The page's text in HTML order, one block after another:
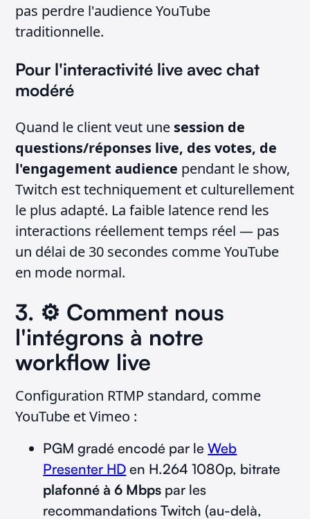
pas perdre l'audience YouTube
traditionnelle.
Pour l'interactivité live avec chat
modéré
Quand le client veut une session de
questions/réponses live, des votes, de
l'engagement audience pendant le show,
Twitch est techniquement et culturellement
le plus adapté. La faible latence rend les
interactions réellement temps réel — pas
un délai de 30 secondes comme YouTube
en mode normal.
3. ⚙️ Comment nous
l'intégrons à notre
workflow live
Configuration RTMP standard, comme
YouTube et Vimeo :
PGM gradé encodé par leWeb
Presenter HD en H.264 1080p, bitrate
plafonné à 6 Mbps par les
recommandations Twitch (au-delà,